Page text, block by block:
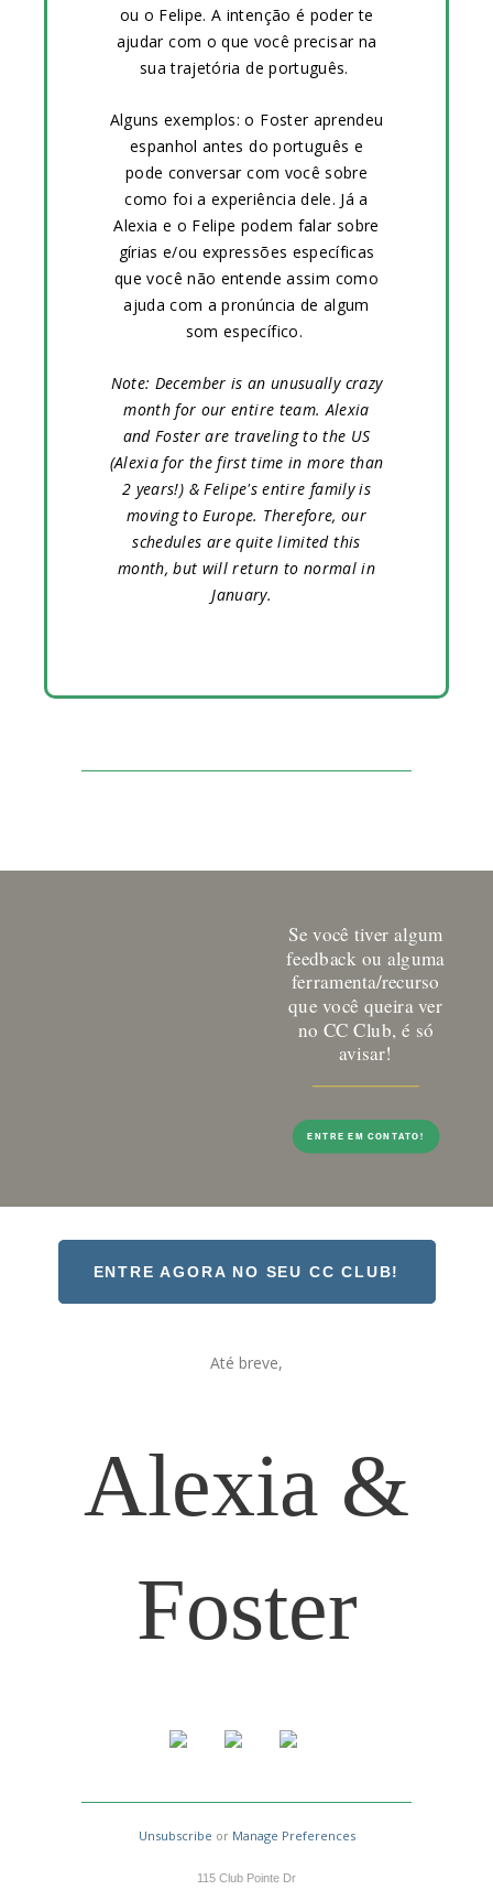
ou o Felipe. A intenção é poder te
ajudar com o que você precisar na
sua trajetória de português.
Alguns exemplos: o Foster aprendeu
espanhol antes do português e
pode conversar com você sobre
como foi a experiência dele. Já a
Alexia e o Felipe podem falar sobre
gírias e/ou expressões específicas
que você não entende assim como
ajuda com a pronúncia de algum
som específico.
Note: December is an unusually crazy
month for our entire team. Alexia
and Foster are traveling to the US
(Alexia for the first time in more than
2 years!) & Felipe's entire family is
moving to Europe. Therefore, our
schedules are quite limited this
month, but will return to normal in
January.
Se você tiver algum
feedback ou alguma
ferramenta/recurso
que você queira ver
no CC Club, é só
avisar!
ENTRE EM CONTATO!
ENTRE AGORA NO SEU CC CLUB!
Até breve,
Alexia &
Foster
Unsubscribe or Manage Preferences
115 Club Pointe Dr